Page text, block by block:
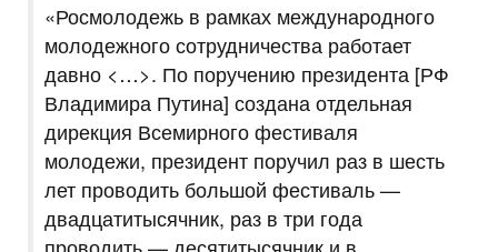
«Росмолодежь в рамках международного
молодежного сотрудничества работает
давно <…>. По поручению президента [РФ
Владимира Путина] создана отдельная
дирекция Всемирного фестиваля
молодежи, президент поручил раз в шесть
лет проводить большой фестиваль —
двадцатитысячник, раз в три года